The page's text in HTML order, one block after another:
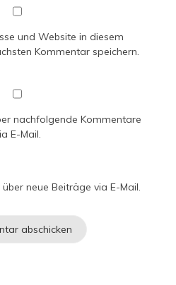
und Website in diesem
Kommentar speichern.
nachfolgende Kommentare
E-Mail.
neue Beiträge via E-Mail.